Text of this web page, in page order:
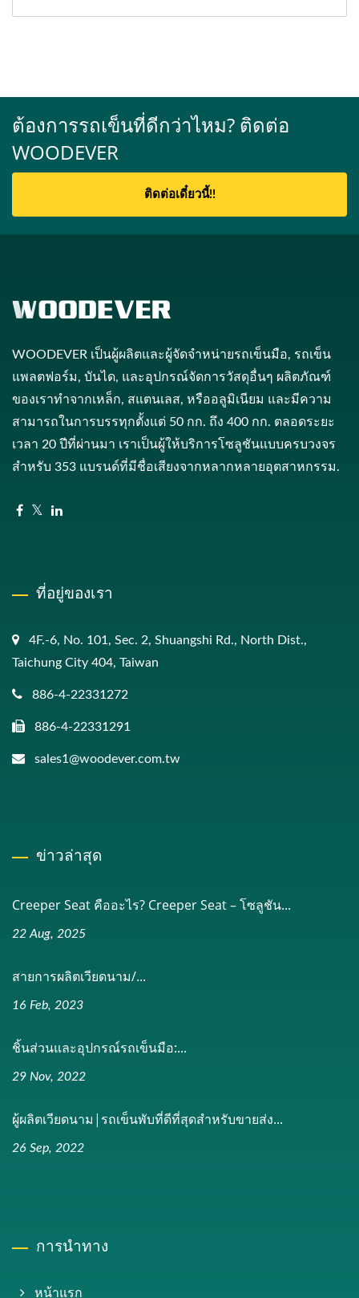
ต้องการรถเข็นที่ดีกว่าไหม? ติดต่อ
WOODEVER
ติดต่อเดี๋ยวนี้!!
WOODEVER เป็นผู้ผลิตและผู้จัดจำหน่ายรถเข็นมือ, รถเข็น
แพลตฟอร์ม, บันได, และอุปกรณ์จัดการวัสดุอื่นๆ ผลิตภัณฑ์
ของเราทำจากเหล็ก, สแตนเลส, หรืออลูมิเนียม และมีความ
สามารถในการบรรทุกตั้งแต่ 50 กก. ถึง 400 กก. ตลอดระยะ
เวลา 20 ปีที่ผ่านมา เราเป็นผู้ให้บริการโซลูชันแบบครบวงจร
สำหรับ 353 แบรนด์ที่มีชื่อเสียงจากหลากหลายอุตสาหกรรม.
ที่อยู่ของเรา
4F.-6, No. 101, Sec. 2, Shuangshi Rd., North Dist.,
Taichung City 404, Taiwan
886-4-22331272
886-4-22331291
sales1@woodever.com.tw
ข่าวล่าสุด
Creeper Seat คืออะไร? Creeper Seat – โซลูชัน...
22 Aug, 2025
สายการผลิตเวียดนาม/...
16 Feb, 2023
ชิ้นส่วนและอุปกรณ์รถเข็นมือ:...
29 Nov, 2022
ผู้ผลิตเวียดนาม|รถเข็นพับที่ดีที่สุดสำหรับขายส่ง...
26 Sep, 2022
การนำทาง
หน้าแรก